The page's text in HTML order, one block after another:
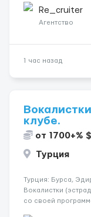
близько 2000 € на
Re_cruiter
Агентство
1 час назад
клубе.
от 1700+% $
Турция
Турция: Бурса,
Вокалистки
со своей